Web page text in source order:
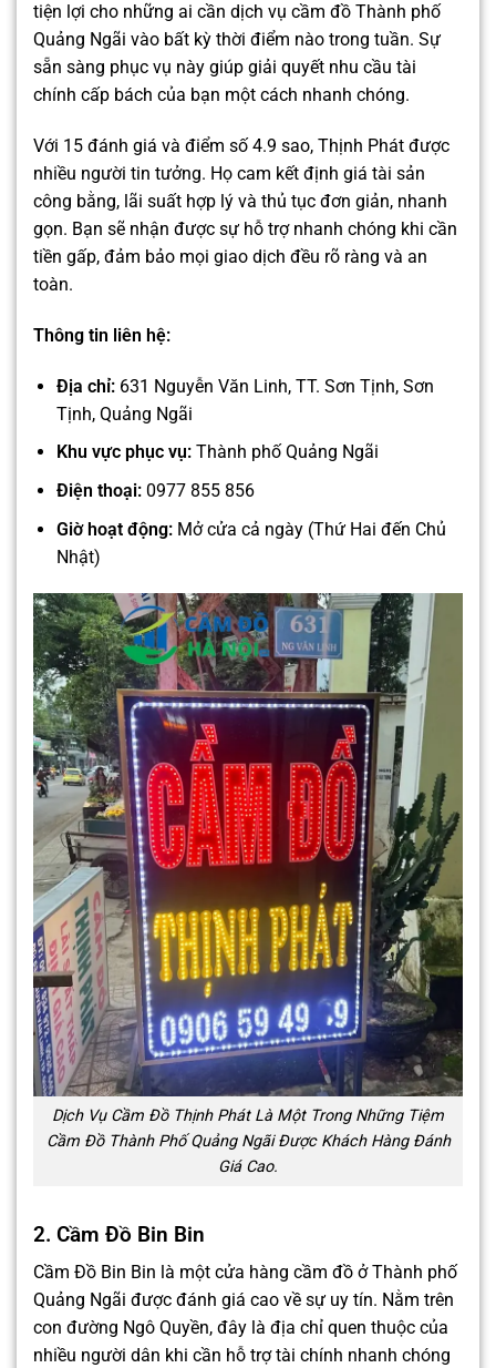
tiện lợi cho những ai cần dịch vụ cầm đồ Thành phố
Quảng Ngãi vào bất kỳ thời điểm nào trong tuần. Sự
sẵn sàng phục vụ này giúp giải quyết nhu cầu tài
chính cấp bách của bạn một cách nhanh chóng.
Với 15 đánh giá và điểm số 4.9 sao, Thịnh Phát được
nhiều người tin tưởng. Họ cam kết định giá tài sản
công bằng, lãi suất hợp lý và thủ tục đơn giản, nhanh
gọn. Bạn sẽ nhận được sự hỗ trợ nhanh chóng khi cần
tiền gấp, đảm bảo mọi giao dịch đều rõ ràng và an
toàn.
Thông tin liên hệ:
Địa chỉ:631 Nguyễn Văn Linh, TT. Sơn Tịnh, Sơn
Tịnh, Quảng Ngãi
Khu vực phục vụ:Thành phố Quảng Ngãi
Điện thoại:0977 855 856
Giờ hoạt động:Mở cửa cả ngày (Thứ Hai đến Chủ
Nhật)
Dịch Vụ Cầm Đồ Thịnh Phát Là Một Trong Những Tiệm
Cầm Đồ Thành Phố Quảng Ngãi Được Khách Hàng Đánh
Giá Cao.
2. Cầm Đồ Bin Bin
Cầm Đồ Bin Bin là một cửa hàng cầm đồ ở Thành phố
Quảng Ngãi được đánh giá cao về sự uy tín. Nằm trên
con đường Ngô Quyền, đây là địa chỉ quen thuộc của
nhiều người dân khi cần hỗ trợ tài chính nhanh chóng